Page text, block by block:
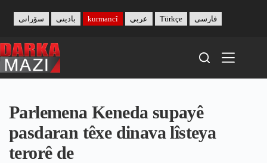
content
بادینی سۆرانی kurmancî عربي Türkçe فارسی
Parlemena Keneda supayê
pasdaran têxe dinava lîsteya
terorê de